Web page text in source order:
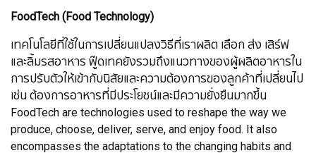
FoodTech (Food Technology)
เทคโนโลยีที่ใช้ในการเปลี่ยนแปลงวิธีที่เราผลิต เลือก ส่ง เสิร์ฟ
และลิ้มรสอาหาร ฟู๊ดเทคยังรวมถึงแนวทางของผู้ผลิตอาหารใน
การปรับตัวให้เข้ากับนิสัยและความต้องการของลูกค้าที่เปลี่ยนไป
เช่น ต้องการอาหารที่มีประโยชน์และมีความยั่งยืนมากขึ้น
FoodTech are technologies used to reshape the way we
produce, choose, deliver, serve, and enjoy food. It also
encompasses the adaptations to the changing habits and